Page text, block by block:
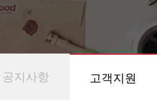
공지사항 고객지원